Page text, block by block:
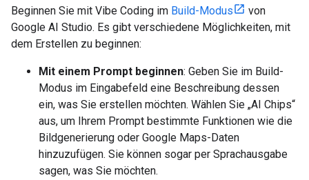
Beginnen Sie mit Vibe Coding im Build-Modus
von
Google AI Studio. Es gibt verschiedene Möglichkeiten, mit
dem Erstellen zu beginnen:
Mit einem Prompt beginnen: Geben Sie im Build-
Modus im Eingabefeld eine Beschreibung dessen
ein, was Sie erstellen möchten. Wählen Sie „AI Chips“
aus, um Ihrem Prompt bestimmte Funktionen wie die
Bildgenerierung oder Google Maps-Daten
hinzuzufügen. Sie können sogar per Sprachausgabe
sagen, was Sie möchten.